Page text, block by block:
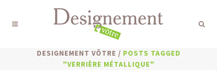
DESIGNEMENT VÔTRE / POSTS TAGGED
"VERRIÈRE MÉTALLIQUE"